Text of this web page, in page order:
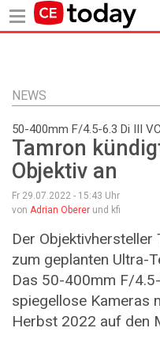
Inhalt
NEWS
50-400mm F/4.5-6.3 Di III
Tamron
Objektiv an
Fr 29.07.2022 - 15:43 Uhr
von Adrian Oberer und kfi
Der
zum geplanten Ultra-
Das 50-400mm F/
spiegellose Kameras
Herbst 2022 auf den